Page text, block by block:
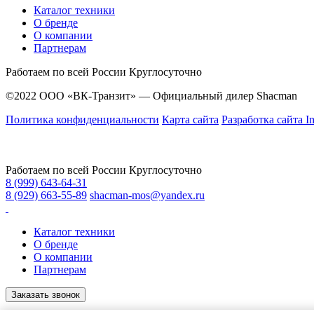
Каталог техники
О бренде
О компании
Партнерам
Работаем по всей России Круглосуточно
©2022 ООО «ВК-Транзит» — Официальный дилер Shacman
Политика конфиденциальности Карта сайта Разработка сайта
Работаем по всей России Круглосуточно
8 (999) 643-64-31
8 (929) 663-55-89 shacman-mos@yandex.ru
Каталог техники
О бренде
О компании
Партнерам
Заказать звонок